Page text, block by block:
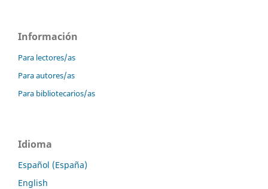
Información
Para lectores/as
Para autores/as
Para bibliotecarios/as
Idioma
Español (España)
English